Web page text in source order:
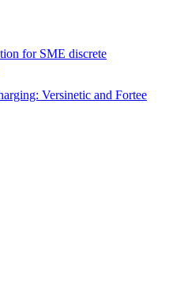
for SME discrete
Versinetic and Fortee